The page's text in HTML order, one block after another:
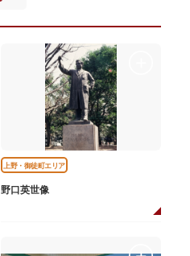
上野・御徒町エリア
野口英世像